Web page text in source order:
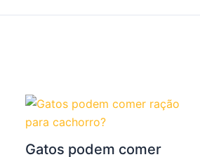
Gatos podem comer